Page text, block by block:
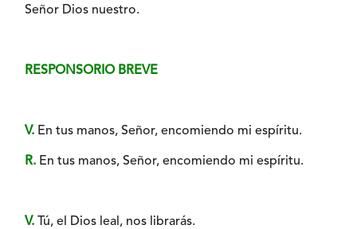
Señor Dios nuestro.
RESPONSORIO BREVE
V. En tus manos, Señor, encomiendo mi espíritu.
R. En tus manos, Señor, encomiendo mi espíritu.
V. Tú, el Dios leal, nos librarás.